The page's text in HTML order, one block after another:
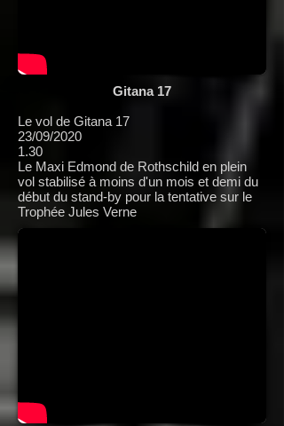
Gitana 17
Le vol de Gitana 17
23/09/2020
1.30
Le Maxi Edmond de Rothschild en plein
vol stabilisé à moins d'un mois et demi du
début du stand-by pour la tentative sur le
Trophée Jules Verne